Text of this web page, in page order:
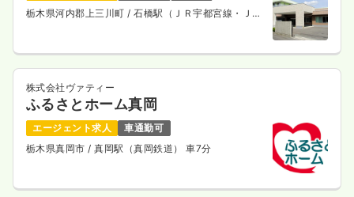
栃木県河内郡上三川町/ 石橋駅（ＪＲ宇都宮線・ＪＲ
株式会社ヴァティー
ふるさとホーム真岡
エージェント求人
車通勤可
栃木県真岡市/ 真岡駅（真岡鉄道） 車7分